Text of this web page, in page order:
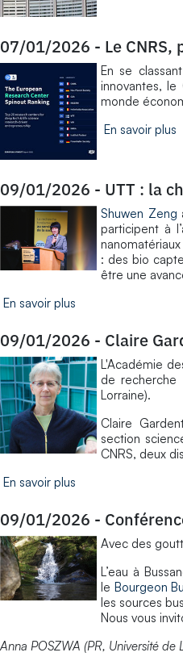
07/01/2026 - Le
En se
innovantes,
monde
En savoir plus
09/01/2026 - UTT : la
Shuwen Zeng
participent à
: des bio
être une
En savoir plus
09/01/2026 - Claire
L'Académie
de recherche
Lorraine).
Claire
section
CNRS, deux
En savoir plus
09/01/2026 -
Avec des
L’eau à
le Bourgeon
les sources
Nous vous
Anna POSZWA (PR, Université